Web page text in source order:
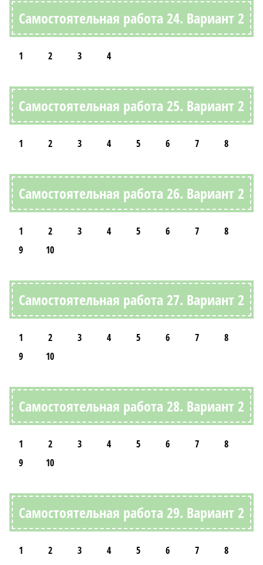
Самостоятельная работа 24. Вариант 2
1 2 3 4
Самостоятельная работа 25. Вариант 2
1 2 3 4 5 6 7 8
Самостоятельная работа 26. Вариант 2
1 2 3 4 5 6 7
8
9
10
Самостоятельная работа 27. Вариант 2
1 2 3 4 5 6 7
8
9
10
Самостоятельная работа 28. Вариант 2
1 2 3 4 5 6 7
8
9
10
Самостоятельная работа 29. Вариант 2
1 2 3 4 5 6 7 8